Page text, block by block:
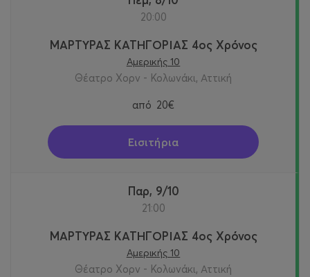
20:00
ΜΑΡΤΥΡΑΣ ΚΑΤΗΓΟΡΙΑΣ 4ος Χρόνος
Αμερικής 10
Θέατρο Χορν - Κολωνάκι, Αττική
από 20€
Εισιτήρια
Παρ, 9/10
21:00
ΜΑΡΤΥΡΑΣ ΚΑΤΗΓΟΡΙΑΣ 4ος Χρόνος
Αμερικής 10
Θέατρο Χορν - Κολωνάκι, Αττική